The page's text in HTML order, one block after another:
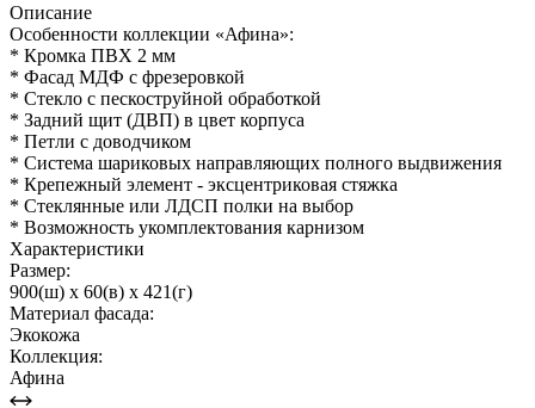
Описание
Особенности коллекции «Афина»:
* Кромка ПВХ 2 мм
* Фасад МДФ с фрезеровкой
* Стекло с пескоструйной обработкой
* Задний щит (ДВП) в цвет корпуса
* Петли с доводчиком
* Система шариковых направляющих полного выдвижения
* Крепежный элемент - эксцентриковая стяжка
* Стеклянные или ЛДСП полки на выбор
* Возможность укомплектования карнизом
Характеристики
Размер:
900(ш) x 60(в) x 421(г)
Материал фасада:
Экокожа
Коллекция:
Афина